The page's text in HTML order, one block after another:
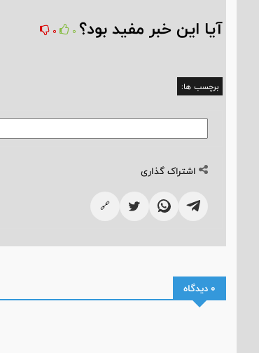
آیا این خبر مفید بود؟ 0
0
برچسب ها:
اشتراک گذاری
🔗
0 دیدگاه